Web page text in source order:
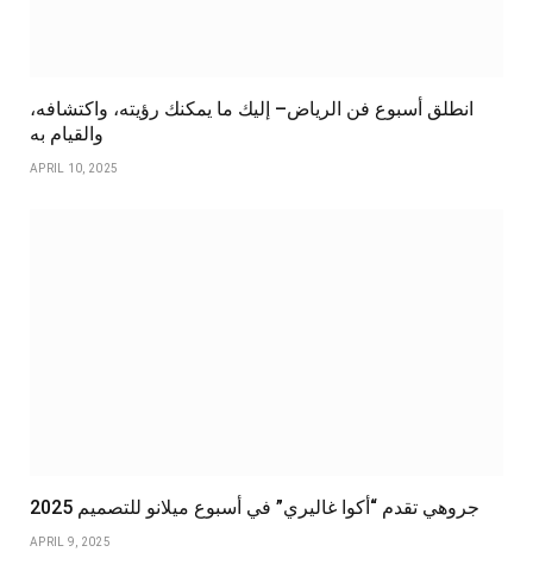
انطلق أسبوع فن الرياض– إليك ما يمكنك رؤيته، واكتشافه،
والقيام به
APRIL 10, 2025
جروهي تقدم “أكوا غاليري” في أسبوع ميلانو للتصميم 2025
APRIL 9, 2025